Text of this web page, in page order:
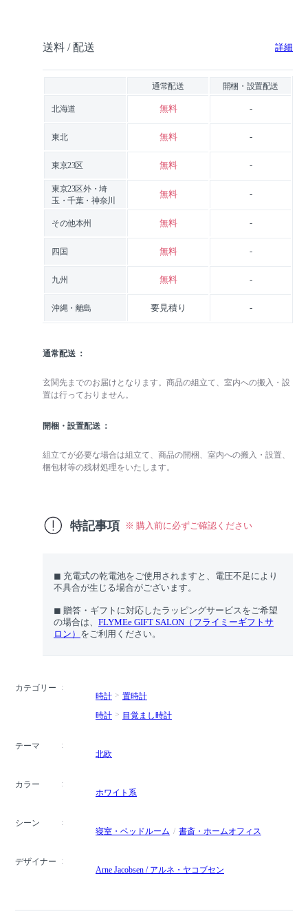
送料 / 配送 詳細
通常配送 開梱・設置配送
北海道 無料 -
東北 無料 -
東京23区 無料 -
東京23区外・埼
玉・千葉・神奈川
無料 -
その他本州 無料 -
四国 無料 -
九州 無料 -
沖縄・離島 要見積り -
通常配送
玄関先までのお届けとなります。商品の組立て、室内への搬入・設
置は行っておりません。
開梱・設置配送
組立てが必要な場合は組立て、商品の開梱、室内への搬入・設置、
梱包材等の残材処理をいたします。
特記事項 ※ 購入前に必ずご確認ください
◼︎ 充電式の乾電池をご使用されますと、電圧不足により
不具合が生じる場合がございます。
◼︎ 贈答・ギフトに対応したラッピングサービスをご希望
の場合は、 FLYMEe GIFT SALON（フライミーギフトサ
ロン） をご利用ください。
カテゴリー
時計
置時計
時計
目覚まし時計
テーマ
北欧
カラー
ホワイト系
シーン
寝室・ベッドルーム
書斎・ホームオフィス
デザイナー
Arne Jacobsen / アルネ・ヤコブセン